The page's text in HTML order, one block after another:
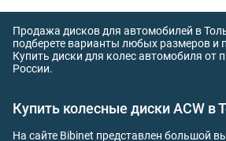
Продажа дисков для автомобилей в
подберете варианты любых размеров и
Купить диски для колес автомобиля от
России.
Купить колесные диски ACW в
На сайте Bibinet представлен большой